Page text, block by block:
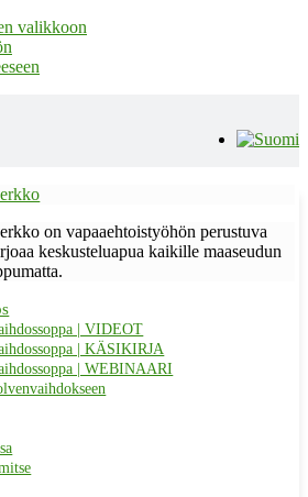
valikkoon
on vapaaehtoistyöhön perustuva
keskusteluapua kaikille maaseudun
| VIDEOT
| KÄSIKIRJA
| WEBINAARI